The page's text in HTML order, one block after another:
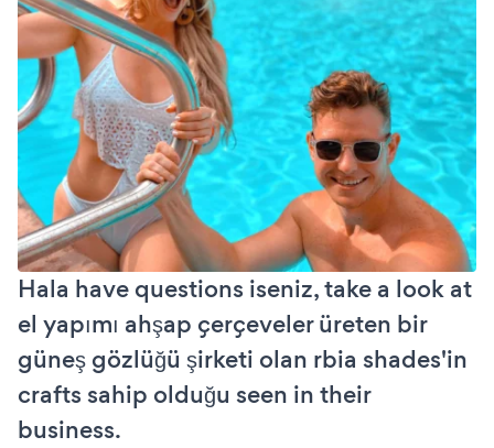
Hala have questions iseniz, take a look at
el yapımı ahşap çerçeveler üreten bir
güneş gözlüğü şirketi olan rbia shades'in
crafts sahip olduğu seen in their
business.